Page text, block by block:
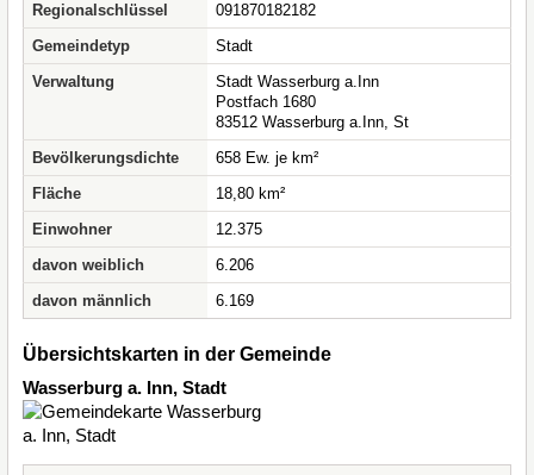
Regionalschlüssel
091870182182
Gemeindetyp
Stadt
Verwaltung
Stadt Wasserburg a.Inn
Postfach 1680
83512 Wasserburg a.Inn, St
Bevölkerungsdichte
658 Ew. je km²
Fläche
18,80 km²
Einwohner
12.375
davon weiblich
6.206
davon männlich
6.169
Übersichtskarten in der Gemeinde
Wasserburg a. Inn, Stadt